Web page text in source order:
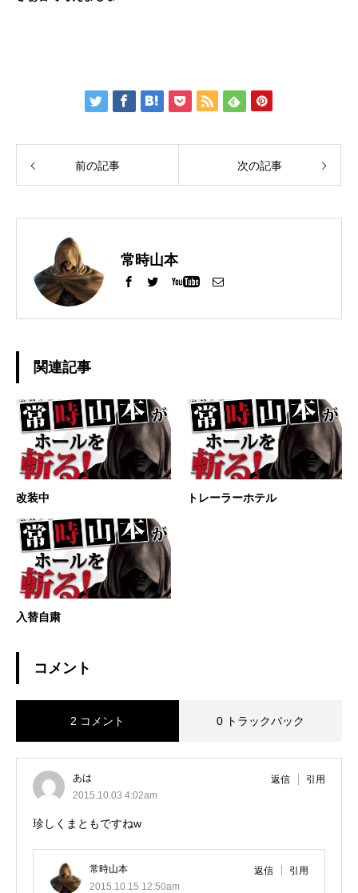
前の記事 次の記事
常時山本
関連記事
改装中 トレーラーホテル
入替自粛
コメント
2 コメント 0 トラックバック
あは
2015.10.03 4:02am
返信 引用
珍しくまともですねw
常時山本
2015.10.15 12:50am
返信 引用